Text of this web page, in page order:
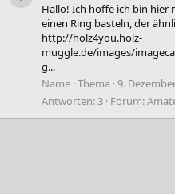
Hallo! Ich hoffe ich bin hier
einen Ring basteln, der
http://holz4you.holz-
muggle.de/images/
g...
Name Thema 9.
Antworten: 3 Forum: